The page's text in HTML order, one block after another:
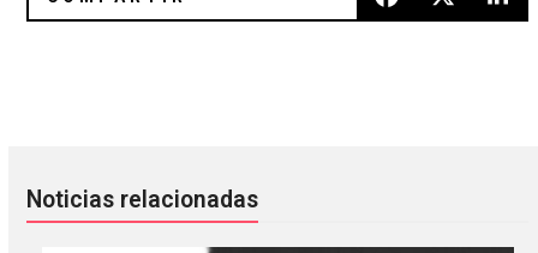
Noticias relacionadas